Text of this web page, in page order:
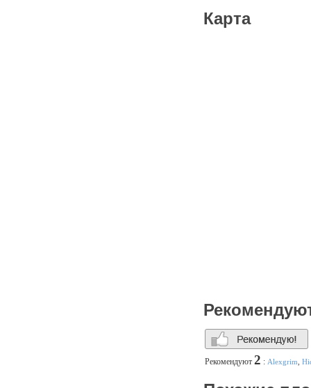
Карта
Рекомендуют 2 : Alexgrim